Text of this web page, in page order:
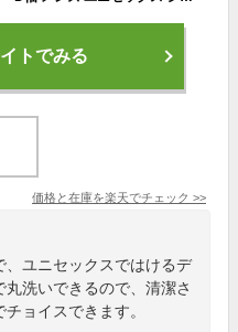
トでみる
価格と在庫を楽天でチェック >>
、ユニセックスではけるデ
洗いできるので、清潔さ
ョイスできます。